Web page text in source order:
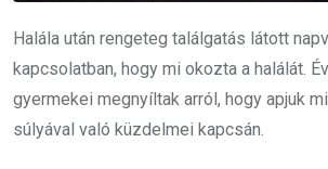
Halála után rengeteg találgatás látott
kapcsolatban, hogy mi okozta a halálát.
gyermekei megnyíltak arról, hogy apjuk
súlyával való küzdelmei kapcsán.